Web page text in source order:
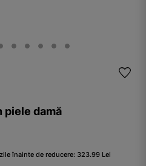
piele damă
înainte de reducere: 323.99 Lei